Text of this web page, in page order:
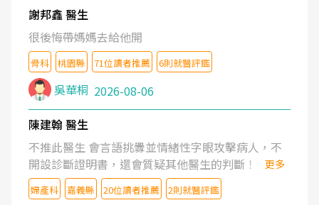
謝邦鑫 醫生
很後悔帶媽媽去給他開
骨科 桃園縣 71位讀者推薦 6則就醫評鑑
吳華桐 2026-08-06
陳建翰 醫生
不推此醫生 會言語挑釁並情緒性字眼攻擊病人，不
開設診斷證明書，還會質疑其他醫生的判斷！
更多
婦產科 嘉義縣 20位讀者推薦 2則就醫評鑑